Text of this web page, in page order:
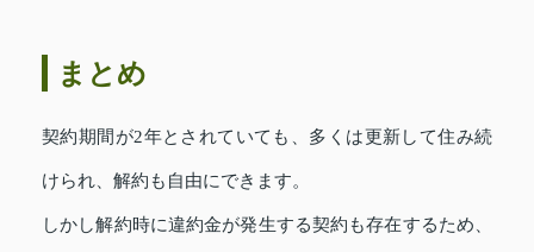
まとめ
契約期間が2年とされていても、多くは更新して住み続
けられ、解約も自由にできます。
しかし解約時に違約金が発生する契約も存在するため、